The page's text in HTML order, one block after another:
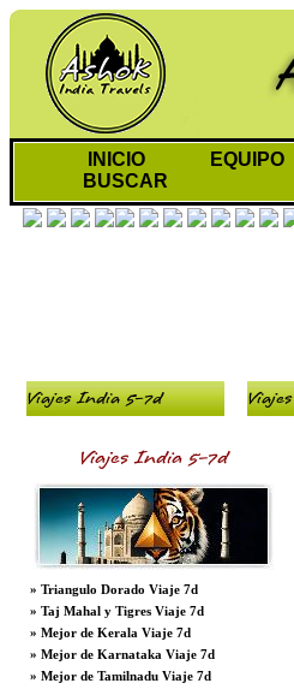
INICIO EQUIPO
BUSCAR
Viajes India 5-7d
Viajes India 5-7d
» Triangulo Dorado Viaje 7d
» Taj Mahal y Tigres Viaje 7d
» Mejor de Kerala Viaje 7d
» Mejor de Karnataka Viaje 7d
» Mejor de Tamilnadu Viaje 7d